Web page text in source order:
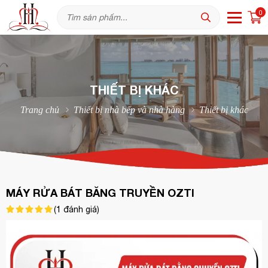
0
THIẾT BỊ KHÁC
Trang chủ Thiết bị nhà bếp và nhà hàng Thiết bị khác
MÁY RỬA BÁT BĂNG TRUYỀN OZTI
(1 đánh giá)